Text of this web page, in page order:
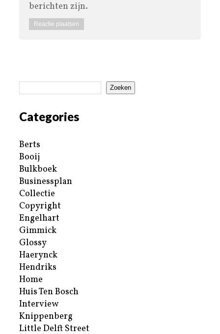
berichten zijn.
Zoeken
Categories
Berts
Booij
Bulkboek
Businessplan
Collectie
Copyright
Engelhart
Gimmick
Glossy
Haerynck
Hendriks
Home
Huis Ten Bosch
Interview
Knippenberg
Little Delft Street